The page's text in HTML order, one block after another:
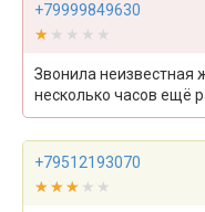
+79999849630
★★★★★
★★★★★
Звонила неизвестная
несколько часов ещё
+79512193070
★★★★★
★★★★★